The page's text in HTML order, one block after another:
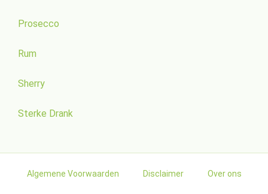
Prosecco
Rum
Sherry
Sterke Drank
Algemene Voorwaarden Disclaimer Over ons